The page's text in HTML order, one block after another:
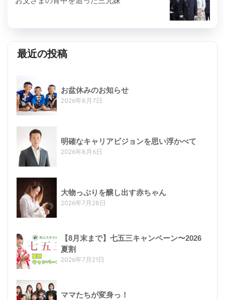
最近の投稿
お盆休みのお知らせ
2026年8月7日
明確なキャリアビジョンを思い浮かべて
2026年8月6日
大物っぷりを醸し出す赤ちゃん
2026年7月28日
【8月末まで】七五三キャンペーン〜2026
夏割
2026年7月21日
ママたちが変身っ！